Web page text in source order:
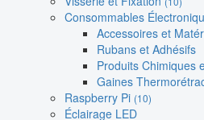
Consommables
Accessoires et
Rubans et Adhésifs
Produits Chimiques
Gaines
Raspberry Pi (10)
Éclairage LED